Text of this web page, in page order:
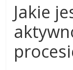
Jakie